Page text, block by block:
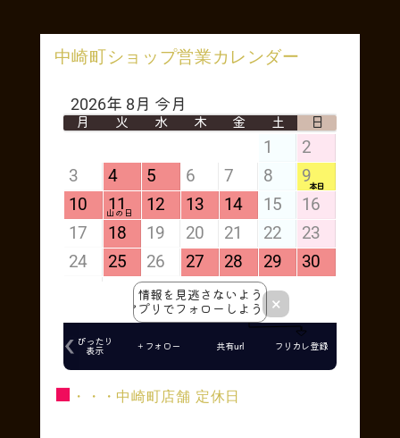
中崎町ショップ営業カレンダー
■ ・・・中崎町店舗 定休日